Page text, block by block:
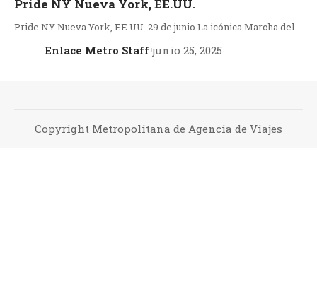
Pride NY Nueva York, EE.UU.
Pride NY Nueva York, EE.UU. 29 de junio La icónica Marcha del…
Enlace Metro Staff junio 25, 2025
Copyright Metropolitana de Agencia de Viajes